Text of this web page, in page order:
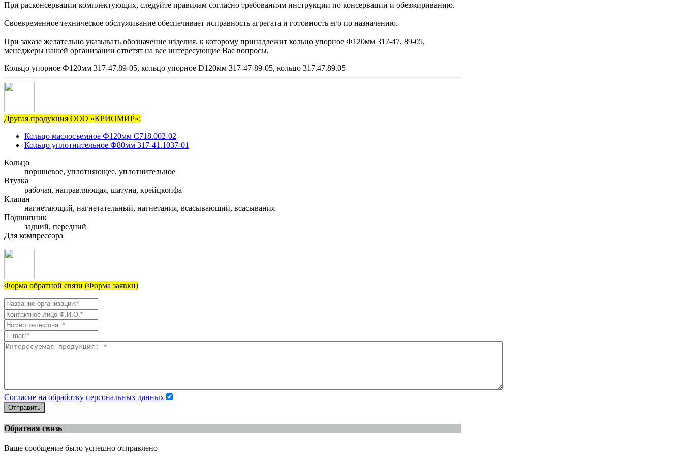
При расконсервации комплектующих, следуйте правилам согласно требованиям инструкции по консервации и обезжириванию.
Своевременное техническое обслуживание обеспечивает исправность агрегата и готовность его по назначению.
При заказе желательно указывать обозначение изделия, к которому принадлежит кольцо упорное Ф120мм 317-47. 89-05,
менеджеры нашей организации ответят на все интересующие Вас вопросы.
Кольцо упорное Ф120мм 317-47.89-05, кольцо упорное D120мм 317-47-89-05, кольцо 317.47.89.05
Другая продукция ООО «КРИОМИР»:
Кольцо маслосъемное Ф120мм С718.002-02
Кольцо уплотнительное Ф80мм 317-41.1037-01
Кольцо
поршневое, уплотняющее, уплотнительное
Втулка
рабочая, направляющая, шатуна, крейцкопфа
Клапан
нагнетающий, нагнетательный, нагнетания, всасывающий, всасывания
Подшипник
задний, передний
Для компрессора
Форма обратной связи (Форма заявки)
Согласие на обработку персональных данных
Отправить
Обратная связь
Ваше сообщение было успешно отправлено